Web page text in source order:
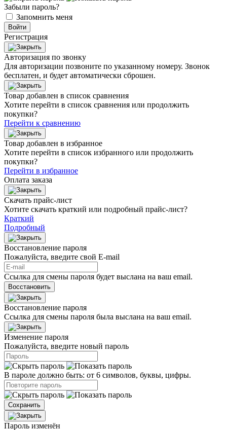
Забыли пароль?
Запомнить меня
Войти
Регистрация
Авторизация по звонку
Для авторизации позвоните по указанному номеру. Звонок
бесплатен, и будет автоматически сброшен.
Товар добавлен в список сравнения
Хотите перейти в список сравнения или продолжить
покупки?
Перейти к сравнению
Товар добавлен в избранное
Хотите перейти в список избранного или продолжить
покупки?
Перейти в избранное
Оплата заказа
Скачать прайс-лист
Хотите скачать краткий или подробный прайс-лист?
Краткий
Подробный
Восстановление пароля
Пожалуйста, введите свой E‑mail
Ссылка для смены пароля будет выслана на ваш email.
Восстановить
Восстановление пароля
Ссылка для смены пароля была выслана на ваш email.
Изменение пароля
Пожалуйста, введите новый пароль
В пароле должно быть: от 6 символов, буквы, цифры.
Сохранить
Пароль изменён